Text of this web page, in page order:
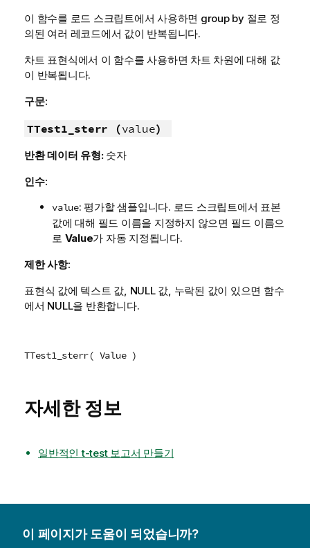
이 함수를 로드 스크립트에서 사용하면 group by 절로 정
의된 여러 레코드에서 값이 반복됩니다.
차트 표현식에서 이 함수를 사용하면 차트 차원에 대해 값
이 반복됩니다.
구문:
TTest1_sterr (value)
반환 데이터 유형: 숫자
인수:
value: 평가할 샘플입니다. 로드 스크립트에서 표본
값에 대해 필드 이름을 지정하지 않으면 필드 이름으
로 Value가 자동 지정됩니다.
제한 사항:
표현식 값에 텍스트 값, NULL값, 누락된 값이 있으면 함수
에서 NULL을 반환합니다.
TTest1_sterr( Value )
자세한 정보
일반적인 t-test 보고서 만들기
이 페이지가 도움이 되었습니까?